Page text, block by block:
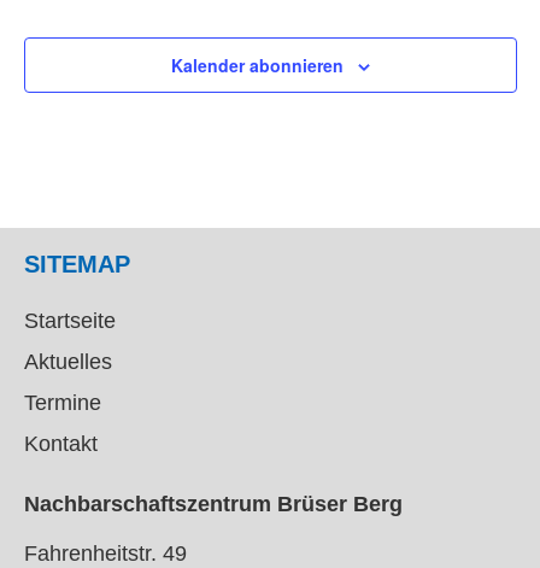
Kalender abonnieren
SITEMAP
Startseite
Aktuelles
Termine
Kontakt
Nachbarschaftszentrum Brüser Berg
Fahrenheitstr. 49